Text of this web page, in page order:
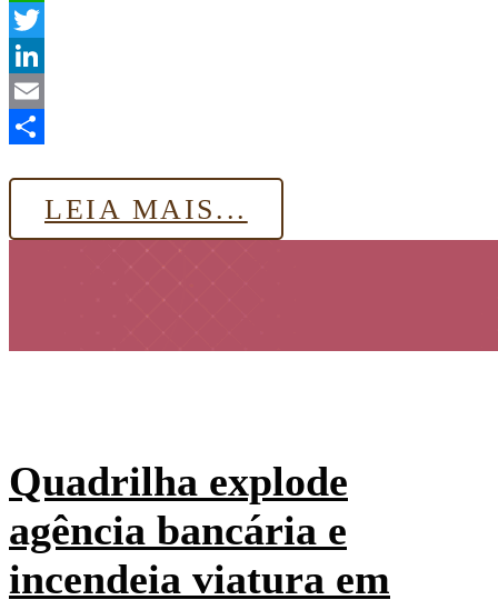
WhatsApp
Twitter
LinkedIn
Email
LEIA MAIS...
Quadrilha explode
agência bancária e
incendeia viatura em